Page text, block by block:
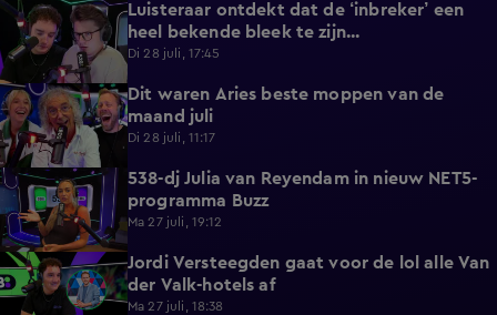
4:45
Luisteraar ontdekt dat de ‘inbreker’ een
heel bekende bleek te zijn...
Di 28 juli, 17:45
2:23
Dit waren Aries beste moppen van de
maand juli
Di 28 juli, 11:17
3:09
538-dj Julia van Reyendam in nieuw NET5-
programma Buzz
Ma 27 juli, 19:12
4:47
Jordi Versteegden gaat voor de lol alle Van
der Valk-hotels af
Ma 27 juli, 18:38